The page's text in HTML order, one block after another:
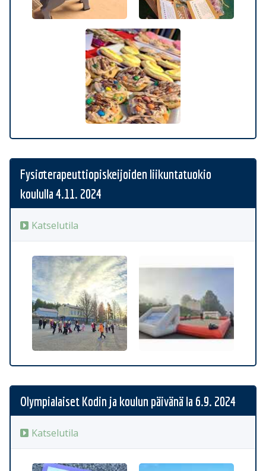
Fysioterapeuttiopiskeijoiden liikuntatuokio
koululla 4.11. 2024
Katselutila
Olympialaiset Kodin ja koulun päivänä la 6.9. 2024
Katselutila